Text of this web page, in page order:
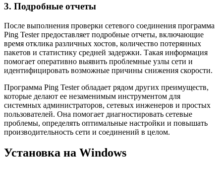
3. Подробные отчеты
После выполнения проверки сетевого соединения программа
Ping Tester предоставляет подробные отчеты, включающие
время отклика различных хостов, количество потерянных
пакетов и статистику средней задержки. Такая информация
помогает оперативно выявить проблемные узлы сети и
идентифицировать возможные причины снижения скорости.
Программа Ping Tester обладает рядом других преимуществ,
которые делают ее незаменимым инструментом для
системных администраторов, сетевых инженеров и простых
пользователей. Она помогает диагностировать сетевые
проблемы, определять оптимальные настройки и повышать
производительность сети и соединений в целом.
Установка на Windows